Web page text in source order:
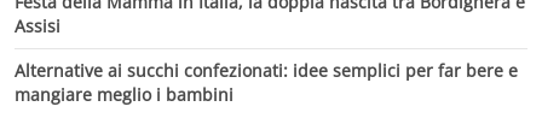
Assisi
Alternative ai succhi confezionati: idee semplici per far bere e
mangiare meglio i bambini